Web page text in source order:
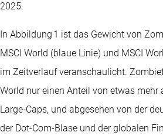
2025.
In Abbildung 1 ist das Gewicht von
MSCI World (blaue Linie) und MSCI
im Zeitverlauf veranschaulicht.
World nur einen Anteil von etwas mehr
Large-Caps, und abgesehen von der
der Dot-Com-Blase und der globalen